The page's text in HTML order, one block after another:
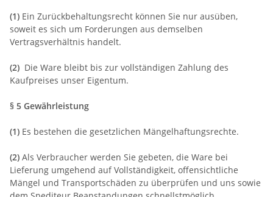
(1) Ein Zurückbehaltungsrecht können Sie nur ausüben,
soweit es sich um Forderungen aus demselben
Vertragsverhältnis handelt.
(2) Die Ware bleibt bis zur vollständigen Zahlung des
Kaufpreises unser Eigentum.
§ 5 Gewährleistung
(1) Es bestehen die gesetzlichen Mängelhaftungsrechte.
(2) Als Verbraucher werden Sie gebeten, die Ware bei
Lieferung umgehend auf Vollständigkeit, offensichtliche
Mängel und Transportschäden zu überprüfen und uns sowie